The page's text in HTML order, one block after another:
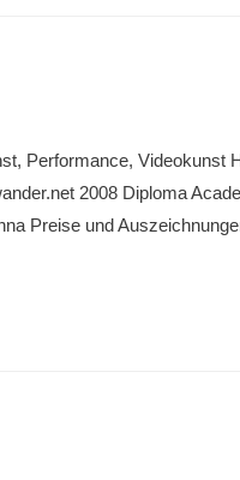
Performance, Videokunst
2008 Diploma
Preise und